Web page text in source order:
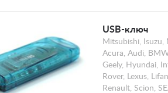
USB-ключ
Mitsubishi, Isuzu,
Acura, Audi,
Geely, Hyundai,
Rover, Lexus,
Renault, Scion,